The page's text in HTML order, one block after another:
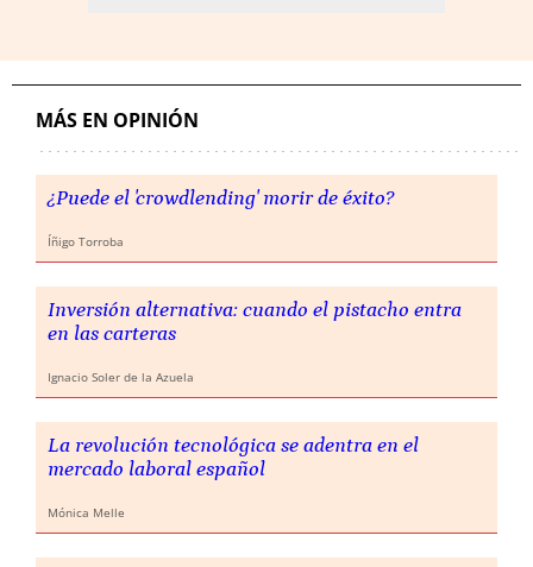
MÁS EN OPINIÓN
¿Puede el 'crowdlending' morir de éxito?
Íñigo Torroba
Inversión alternativa: cuando el pistacho entra
en las carteras
Ignacio Soler de la Azuela
La revolución tecnológica se adentra en el
mercado laboral español
Mónica Melle